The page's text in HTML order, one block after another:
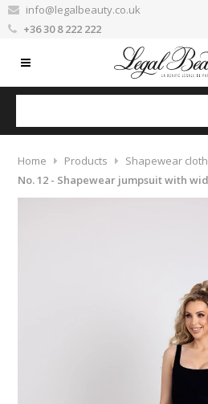
info@legalbeauty.co.uk
+36 30 8 222 222
Home Products
Shapewear
No. 12 - Shapewear jumpsuit with